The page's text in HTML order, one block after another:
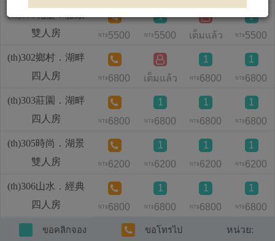
(th)301花墨．雅致
雙人房
(th)302鄉村．湖畔
四人房
(th)303莊園．湖畔
四人房
(th)305時尚．湖景
雙人房
(th)306山水．經典
四人房
NT$ 5500
1
NT$ 5500 เต็มแล้ว
1
NT$ 5500
NT$ 6800 เต็มแล้ว
1
NT$ 6800
1
NT$ 6800
NT$ 6800
1
NT$ 6800
1
NT$ 6800
1
NT$ 6800
NT$ 6200
1
NT$ 6200
1
NT$ 6200
1
NT$ 6200
NT$ 6800
1
NT$ 6800
1
NT$ 6800
1
NT$ 6800
ขอคลิกจอง
ขอโทรไป
หน่วย: